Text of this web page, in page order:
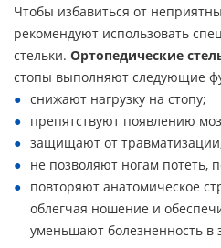
Чтобы избавиться от
рекомендуют использовать
стельки. Ортопедические
стопы выполняют следующие
снижают нагрузку на стопу;
препятствуют появлению
защищают от
не позволяют ногам потеть,
повторяют анатомическое
облегчая ношение и
уменьшают болезненность в